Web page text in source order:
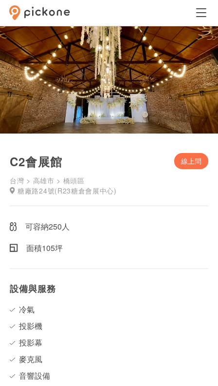
C2會展館
線上問
台灣 > 高雄市 > 橋頭區
糖廠路24號(R23糖倉會展中心)
可容納250人
面積105坪
設備與服務
冷氣
投影機
投影幕
麥克風
音響設備